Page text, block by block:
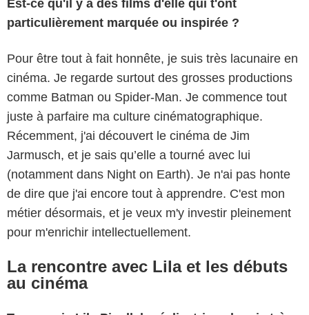
Est-ce qu'il y a des films d'elle qui t'ont
particulièrement marquée ou inspirée ?
Pour être tout à fait honnête, je suis très lacunaire en
cinéma. Je regarde surtout des grosses productions
comme Batman ou Spider-Man. Je commence tout
juste à parfaire ma culture cinématographique.
Récemment, j'ai découvert le cinéma de Jim
Jarmusch, et je sais qu’elle a tourné avec lui
(notamment dans Night on Earth). Je n'ai pas honte
de dire que j'ai encore tout à apprendre. C'est mon
métier désormais, et je veux m'y investir pleinement
pour m'enrichir intellectuellement.
La rencontre avec Lila et les débuts
au cinéma